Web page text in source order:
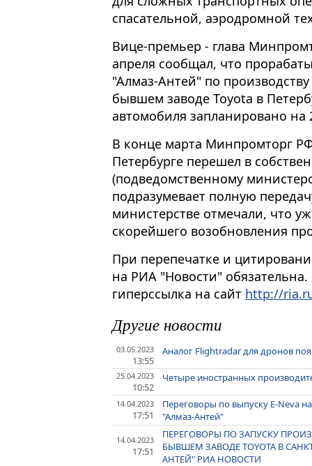
спасательной, аэродромной
Вице-премьер - глава
апреля сообщал, что
"Алмаз-Антей" по
бывшем заводе Toyota в
автомобиля запланировано на
В конце марта Минпромторг
Петербурге перешел в
(подведомственному
подразумевает полную
министерстве отмечали, что
скорейшего возобновления
При перепечатке и
на РИА "Новости"
гиперссылка на сайт http://
Другие новости
03.05.2023
13:55
Аналог Flightradar для дронов
25.04.2023
10:52
Четыре иностранных
14.04.2023
17:51
Переговоры по выпуску E-Neva
"Алмаз-Антей"
14.04.2023
17:51
ПЕРЕГОВОРЫ ПО ЗАПУСКУ
БЫВШЕМ ЗАВОДЕ TOYOTA В
АНТЕЙ" РИА НОВОСТИ